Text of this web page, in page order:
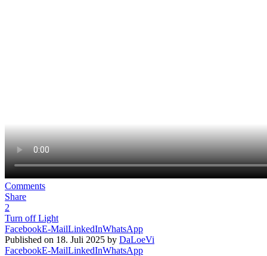
Comments
Share
2
Turn off Light
FacebookE-MailLinkedInWhatsApp
Published on 18. Juli 2025 by DaLoeVi
FacebookE-MailLinkedInWhatsApp